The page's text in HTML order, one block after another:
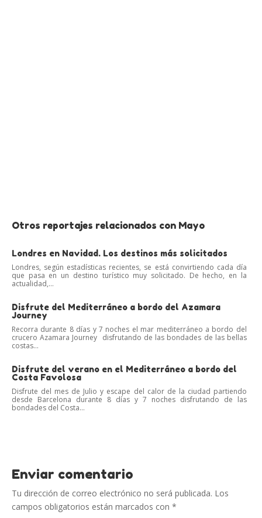
Otros reportajes relacionados con Mayo
Londres en Navidad. Los destinos más solicitados
Londres, según estadísticas recientes, se está convirtiendo cada día
que pasa en un destino turístico muy solicitado. De hecho, en la
actualidad,...
Disfrute del Mediterráneo a bordo del Azamara
Journey
Recorra durante 8 días y 7 noches el mar mediterráneo a bordo del
crucero Azamara Journey disfrutando de las bondades de las bellas
costas...
Disfrute del verano en el Mediterráneo a bordo del
Costa Favolosa
Disfrute del mes de Julio y escape del calor de la ciudad partiendo
desde Barcelona durante 8 días y 7 noches disfrutando de las
bondades del Costa...
Enviar comentario
Tu dirección de correo electrónico no será publicada. Los
campos obligatorios están marcados con *